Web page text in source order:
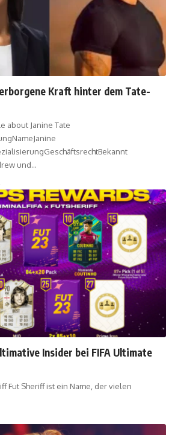
Kraft hinter dem Tate-
about Janine Tate
und…
Insider bei FIFA Ultimate
Fut Sheriff ist ein Name, der vielen